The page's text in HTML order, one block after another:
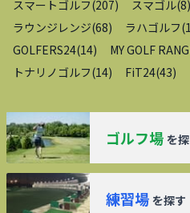
スマートゴルフ(207) スマゴル(8)
ラウンジレンジ(68) ラハゴルフ(
GOLFERS24(14) MY GOLF
トナリノゴルフ(14) FiT24(43)
ゴルフ場 を
練習場 を探す